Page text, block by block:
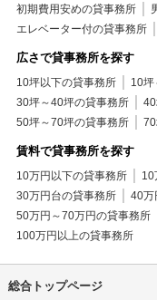
初期費用安めの貸事務所
エレベーター付の貸事務所
広さで貸事務所を探す
10坪以下の貸事務所 10坪
30坪～40坪の貸事務所
50坪～70坪の貸事務所
賃料で貸事務所を探す
10万円以下の貸事務所 10
30万円台の貸事務所
40万
50万円～70万円の貸事務所
100万円以上の貸事務所
総合トップページ